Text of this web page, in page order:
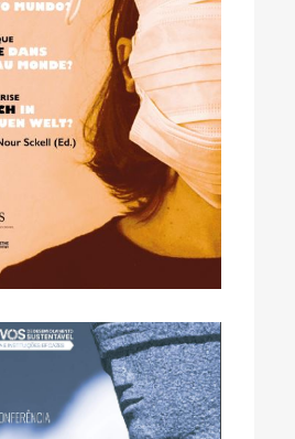
Quem
eu neste novo
/ Crise
Qui suis-je
nouveau monde?
Krise:
bin ich in dieser
Welt? : FILO-
2020 Abstracts
TEXT AVAILABLE -
HERE FOR OPEN
ACCESS